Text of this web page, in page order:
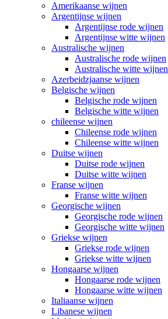
Amerikaanse wijnen
Argentijnse wijnen
Argentijnse rode wijnen
Argentijnse witte wijnen
Australische wijnen
Australische rode wijnen
Australische witte wijnen
Azerbeidzjaanse wijnen
Belgische wijnen
Belgische rode wijnen
Belgische witte wijnen
chileense wijnen
Chileense rode wijnen
Chileense witte wijnen
Duitse wijnen
Duitse rode wijnen
Duitse witte wijnen
Franse wijnen
Franse witte wijnen
Georgische wijnen
Georgische rode wijnen
Georgische witte wijnen
Griekse wijnen
Griekse rode wijnen
Griekse witte wijnen
Hongaarse wijnen
Hongaarse rode wijnen
Hongaarse witte wijnen
Italiaanse wijnen
Libanese wijnen